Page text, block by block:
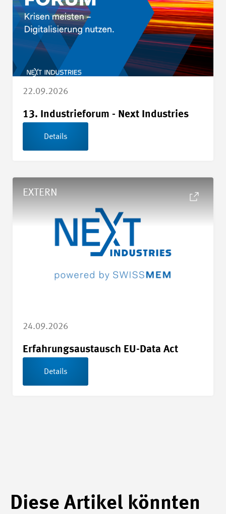
22.09.2026
13. Industrieforum - Next Industries
Details
EXTERN
24.09.2026
Erfahrungsaustausch EU-Data Act
Details
Diese Artikel könnten